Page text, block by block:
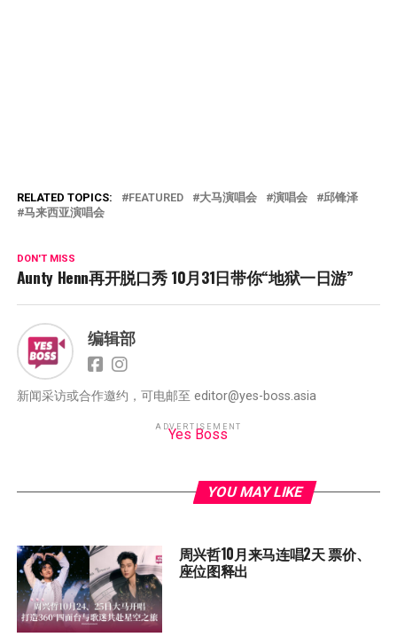
RELATED TOPICS: FEATURED 大马演唱会 演唱会
邱锋泽
马来西亚演唱会
DON'T MISS
Aunty Henn再开脱口秀 10月31日带你“地狱一日游”
编辑部
新闻采访或合作邀约，可电邮至 editor@yes-boss.asia
ADVERTISEMENT
Yes Boss
YOU MAY LIKE
周兴哲10月来马连唱2天 票价、
座位图释出